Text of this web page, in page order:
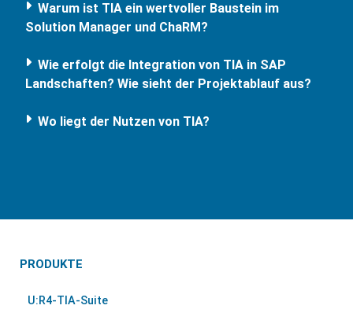
Warum ist TIA ein wertvoller Baustein im
Solution Manager und ChaRM?
Wie erfolgt die Integration von TIA in SAP
Landschaften? Wie sieht der Projektablauf aus?
Wo liegt der Nutzen von TIA?
PRODUKTE
U:R4-TIA-Suite